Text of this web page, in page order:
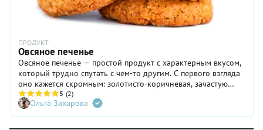
ПРОДУКТ
Овсяное печенье
Овсяное печенье — простой продукт с характерным вкусом,
который трудно спутать с чем-то другим. С первого взгляда
оно кажется скромным: золотисто-коричневая, зачастую
немного пористая поверхность, хрупкая кромка и едва
уловимый карамельный аромат. Благодаря высокой
концентрации овсяных хлопьев, печенье отличает медленно
тающая текстура и ненавязчивый сладкий вкус, который
5 (2)
Ольга Захарова